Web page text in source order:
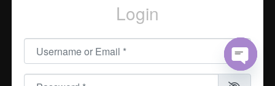
Login
Username or Email
Password Open